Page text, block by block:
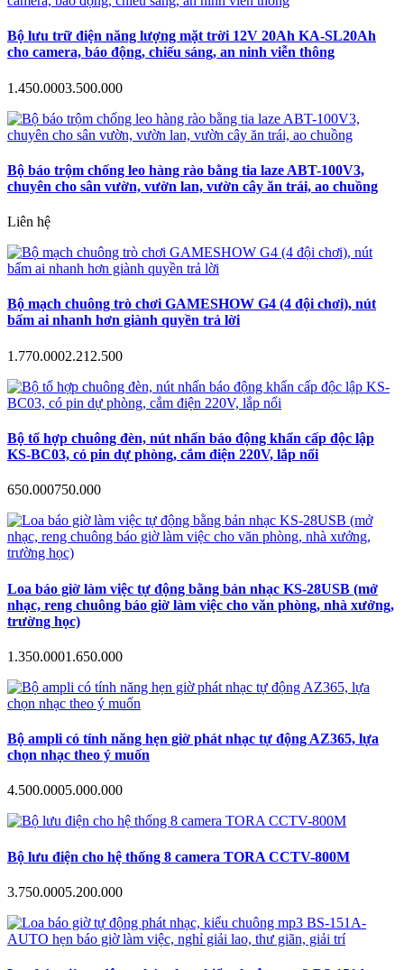
Bộ lưu trữ điện năng lượng mặt trời 12V 20Ah KA-SL20Ah
cho camera, báo động, chiếu sáng, an ninh viễn thông
1.450.0003.500.000
Bộ báo trộm chống leo hàng rào bằng tia laze ABT-100V3,
chuyên cho sân vườn, vườn lan, vườn cây ăn trái, ao chuồng
Liên hệ
Bộ mạch chuông trò chơi GAMESHOW G4 (4 đội chơi), nút
bấm ai nhanh hơn giành quyền trả lời
1.770.0002.212.500
Bộ tổ hợp chuông đèn, nút nhấn báo động khẩn cấp độc lập
KS-BC03, có pin dự phòng, cắm điện 220V, lắp nổi
650.000750.000
Loa báo giờ làm việc tự động bằng bản nhạc KS-28USB (mở
nhạc, reng chuông báo giờ làm việc cho văn phòng, nhà xưởng,
trường học)
1.350.0001.650.000
Bộ ampli có tính năng hẹn giờ phát nhạc tự động AZ365, lựa
chọn nhạc theo ý muốn
4.500.0005.000.000
Bộ lưu điện cho hệ thống 8 camera TORA CCTV-800M
3.750.0005.200.000